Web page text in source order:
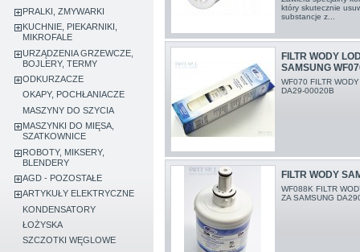
PRALKI, ZMYWARKI
KUCHNIE, PIEKARNIKI,
MIKROFALE
URZĄDZENIA GRZEWCZE,
BOJLERY, TERMY
ODKURZACZE
OKAPY, POCHŁANIACZE
MASZYNY DO SZYCIA
MASZYNKI DO MIĘSA,
SZATKOWNICE
ROBOTY, MIKSERY,
BLENDERY
AGD - POZOSTAŁE
ARTYKUŁY ELEKTRYCZNE
KONDENSATORY
ŁOŻYSKA
SZCZOTKI WĘGLOWE
który skutecznie
substancje z...
FILTR WODY
SAMSUNG
WF070 FILTR
DA29-00020B
FILTR WODY
WF088K FILTR
ZA SAMSUNG